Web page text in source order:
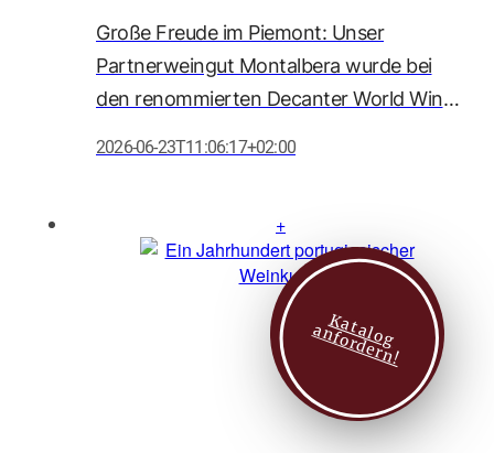
Große Freude im Piemont: Unser
Partnerweingut Montalbera wurde bei
den renommierten Decanter World Wine
Barolo DOCG Comune di Serralunga
d'Alba 2021, der mit beeindruckenden 95
Punkten ausgezeichnet wurde und damit
zu den Spitzenweinen des Wettbewerbs
2026-06-23T11:06:17+02:00
K
a
t
a
l
o
g
a
n
f
o
r
d
e
r
n
!